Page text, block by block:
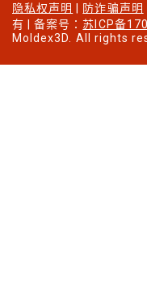
隐私权声明 防诈骗声明
有 | 备案号：苏ICP备
Moldex3D. All rights